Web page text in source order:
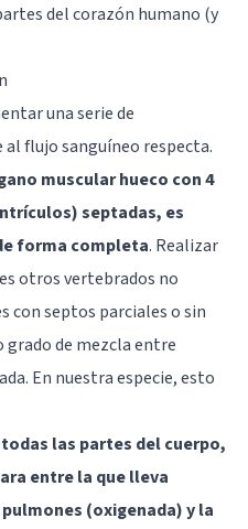
del corazón humano (y
una serie de
al flujo sanguíneo respecta.
muscular hueco con 4
septadas, es
forma completa. Realizar
otros vertebrados no
con septos parciales o sin
grado de mezcla entre
En nuestra especie, esto
las partes del cuerpo,
entre la que lleva
(oxigenada) y la